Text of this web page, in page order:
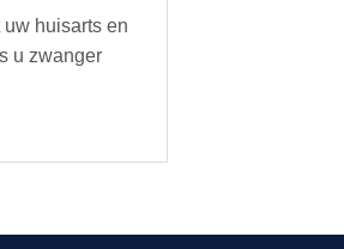
huisarts en
u zwanger